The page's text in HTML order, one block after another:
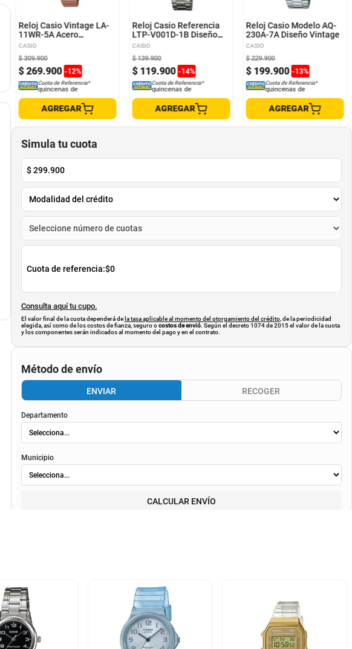
Reloj Casio Vintage LA-
11WR-5A Acero
Inoxidable Oro Rosa
CASIO
$ 269.900 -12%
$ 309.900
Cuota de Referencia*
quincenas de
AGREGAR
Reloj Casio Referencia
LTP-V001D-1B Diseño
Elegante
CASIO
$ 119.900 -14%
$ 139.900
Cuota de Referencia*
quincenas de
AGREGAR
Reloj Casio Modelo AQ-
230A-7A Diseño Vintage
CASIO
$ 199.900 -13%
$ 229.900
Cuota de Referencia*
quincenas de
AGREGAR
Simula tu cuota
$299.900
Cuota de referencia:$0
Consulta aquí tu cupo.
El valor final de la cuota dependerá de la tasa aplicable al momento del otorgamiento del crédito, de la periodicidad
elegida, así como de los costos de fianza, seguro ocostos de envió. Según el decreto 1074 de 2015 el valor de la cuota
y los componentes serán indicados al momento del pago y en el contrato.
Método de envío
ENVIAR RECOGER
Departamento
Municipio
CALCULAR ENVÍO